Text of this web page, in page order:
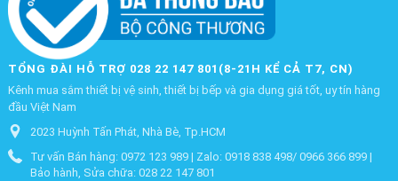
TỔNG ĐÀI HỖ TRỢ 028 22 147 801(8-21H KỂ CẢ T7, CN)
Kênh mua sắm thiết bị vệ sinh, thiết bị bếp và gia dụng giá tốt, uy tín hàng
đầu Việt Nam
2023 Huỳnh Tấn Phát, Nhà Bè, Tp.HCM
Tư vấn Bán hàng: 0972 123 989 | Zalo: 0918 838 498/ 0966 366 899 |
Bảo hành, Sửa chữa: 028 22 147 801